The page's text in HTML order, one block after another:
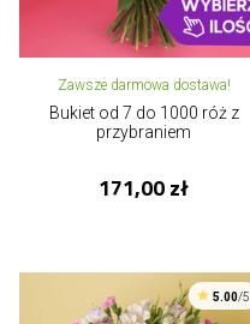
Zawsze darmowa dostawa!
Bukiet od 7 do 1000 róż z
przybraniem
171,00 zł
5.00/5